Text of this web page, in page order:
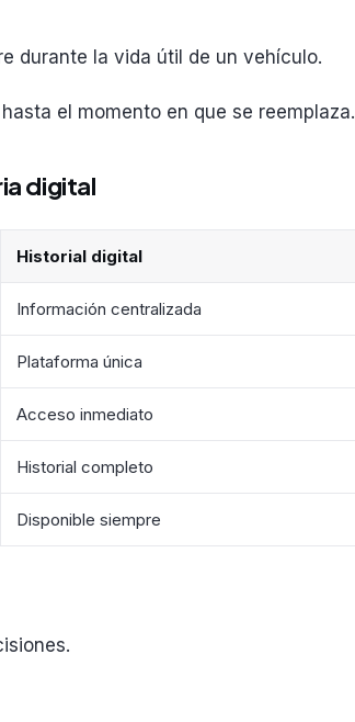
durante la vida útil de un vehículo.
el momento en que se reemplaza.
digital
Historial digital
Información centralizada
Plataforma única
Acceso inmediato
Historial completo
Disponible siempre